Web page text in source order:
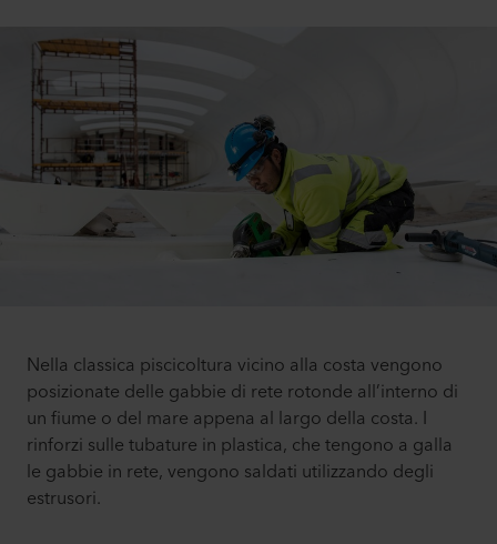
Nella classica piscicoltura vicino alla costa vengono
posizionate delle gabbie di rete rotonde all’interno di
un fiume o del mare appena al largo della costa. I
rinforzi sulle tubature in plastica, che tengono a galla
le gabbie in rete, vengono saldati utilizzando degli
estrusori.